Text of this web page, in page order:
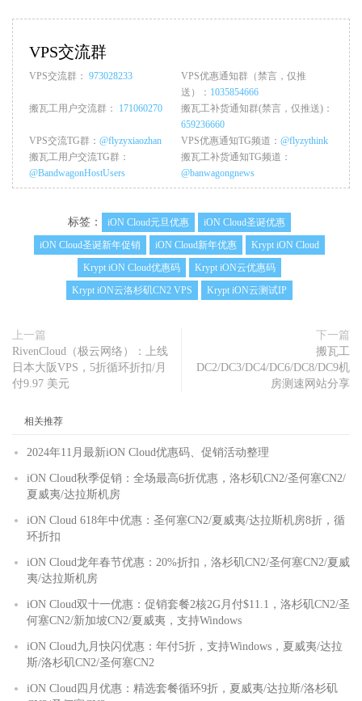
VPS交流群
VPS交流群： 973028233
VPS优惠通知群（禁言，仅推
送）： 1035854666
搬瓦工用户交流群： 171060270
搬瓦工补货通知群(禁言，仅推送)：
659236660
VPS交流TG群： @flyzyxiaozhan VPS优惠通知TG频道： @flyzythink
搬瓦工用户交流TG群：
@BandwagonHostUsers
搬瓦工补货通知TG频道：
@banwagongnews
标签： iON Cloud元旦优惠
iON Cloud圣诞优惠
iON Cloud圣诞新年促销
iON Cloud新年优惠
Krypt iON Cloud
Krypt iON Cloud优惠码
Krypt iON云优惠码
Krypt iON云洛杉矶CN2 VPS
Krypt iON云测试IP
上一篇
RivenCloud（极云网络）：上线
日本大阪VPS，5折循环折扣/月
付9.97 美元
下一篇
搬瓦工
DC2/DC3/DC4/DC6/DC8/DC9机
房测速网站分享
相关推荐
2024年11月最新iON Cloud优惠码、促销活动整理
iON Cloud秋季促销：全场最高6折优惠，洛杉矶CN2/圣何塞CN2/
夏威夷/达拉斯机房
iON Cloud 618年中优惠：圣何塞CN2/夏威夷/达拉斯机房8折，循
环折扣
iON Cloud龙年春节优惠：20%折扣，洛杉矶CN2/圣何塞CN2/夏威
夷/达拉斯机房
iON Cloud双十一优惠：促销套餐2核2G月付$11.1，洛杉矶CN2/圣
何塞CN2/新加坡CN2/夏威夷，支持Windows
iON Cloud九月快闪优惠：年付5折，支持Windows，夏威夷/达拉
斯/洛杉矶CN2/圣何塞CN2
iON Cloud四月优惠：精选套餐循环9折，夏威夷/达拉斯/洛杉矶